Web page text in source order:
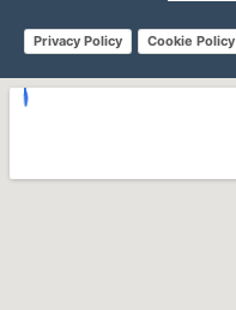
Privacy Policy Cookie Policy